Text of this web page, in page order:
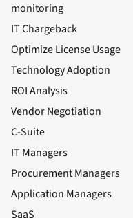
monitoring
IT Chargeback
Optimize License Usage
Technology Adoption
ROI Analysis
Vendor Negotiation
C-Suite
IT Managers
Procurement Managers
Application Managers
SaaS